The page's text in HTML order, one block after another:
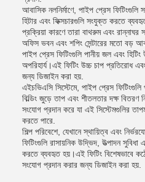
আবাসিক নলনির্মাণে, পাইপ প্রেস
হিটার এবং ফিক্সচারগুলি সংযুক্ত করতে
প্রক্রিয়া কারণে তারা বাথরুম এবং রান্নাঘর
অফিস ভবন এবং শপিং সেন্টারের মতো বড়
পাইপ প্রেস ফিটিংগুলি পানীয় জল এবং
অপরিহার্য।এই ফিটিং উচ্চ চাপ প্রতিরোধ
জন্য ডিজাইন করা হয়.
এইচভিএসি সিস্টেমে, পাইপ প্রেস
বিল্ডিং জুড়ে তাপ এবং শীতলতার দক্ষ বিতরণ
সংযোগ প্রদান করে যা এই সিস্টেমগুলির
করতে পারে.
শিল্প পরিবেশে, যেখানে স্থায়িত্ব এবং
ফিটিংগুলি রাসায়নিক উদ্ভিদ, উত্পাদন
করতে ব্যবহৃত হয়।এই ফিটিং বিশেষভাবে
সংযোগ প্রদান করার জন্য ডিজাইন করা হয়.